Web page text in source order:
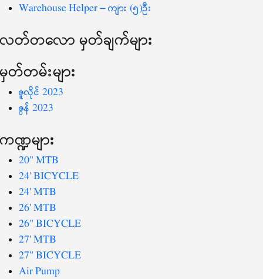
Warehouse Helper – ကျား (၅)ဦး
လတ်တ‌လော မှတ်ချက်များ
မှတ်တမ်းများ
ဇူလိုင် 2023
ဇွန် 2023
ကဏ္ဍများ
20" MTB
24' BICYCLE
24' MTB
26' MTB
26" BICYCLE
27' MTB
27" BICYCLE
Air Pump